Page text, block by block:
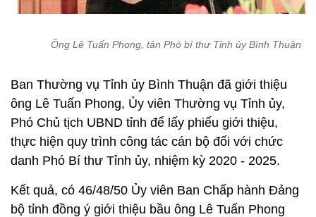
Ông Lê Tuấn Phong, tân Phó bí thư Tỉnh ủy Bình Thuận
Ban Thường vụ Tỉnh ủy Bình Thuận đã giới thiệu
ông Lê Tuấn Phong, Ủy viên Thường vụ Tỉnh ủy,
Phó Chủ tịch UBND tỉnh để lấy phiếu giới thiệu,
thực hiện quy trình công tác cán bộ đối với chức
danh Phó Bí thư Tỉnh ủy, nhiệm kỳ 2020 - 2025.
Kết quả, có 46/48/50 Ủy viên Ban Chấp hành Đảng
bộ tỉnh đồng ý giới thiệu bầu ông Lê Tuấn Phong